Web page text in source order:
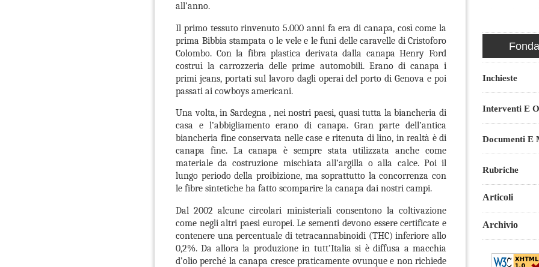
all’anno.
Il primo tessuto rinvenuto 5.000 anni fa era di canapa, così come la
prima Bibbia stampata o le vele e le funi delle caravelle di Cristoforo
Colombo. Con la fibra plastica derivata dalla canapa Henry Ford
costruì la carrozzeria delle prime automobili. Erano di canapa i
primi jeans, portati sul lavoro dagli operai del porto di Genova e poi
passati ai cowboys americani.
Una volta, in Sardegna , nei nostri paesi, quasi tutta la biancheria di
casa e l’abbigliamento erano di canapa. Gran parte dell’antica
biancheria fine conservata nelle case e ritenuta di lino, in realtà è di
canapa fine. La canapa è sempre stata utilizzata anche come
materiale da costruzione mischiata all’argilla o alla calce. Poi il
lungo periodo della proibizione, ma soprattutto la concorrenza con
le fibre sintetiche ha fatto scomparire la canapa dai nostri campi.
Dal 2002 alcune circolari ministeriali consentono la coltivazione
come negli altri paesi europei. Le sementi devono essere certificate e
contenere una percentuale di tetracannabinoidi (THC) inferiore allo
0,2%. Da allora la produzione in tutt’Italia si è diffusa a macchia
d’olio perché la canapa cresce praticamente ovunque e non richiede
Inchieste
Interventi E
Documenti E
Rubriche
Articoli
Archivio